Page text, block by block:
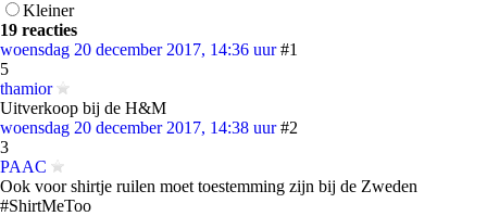
Kleiner
19 reacties
woensdag 20 december 2017, 14:36 uur #1
5
thamior
Uitverkoop bij de H&M
woensdag 20 december 2017, 14:38 uur #2
3
PAAC
Ook voor shirtje ruilen moet toestemming zijn bij de Zweden
#ShirtMeToo